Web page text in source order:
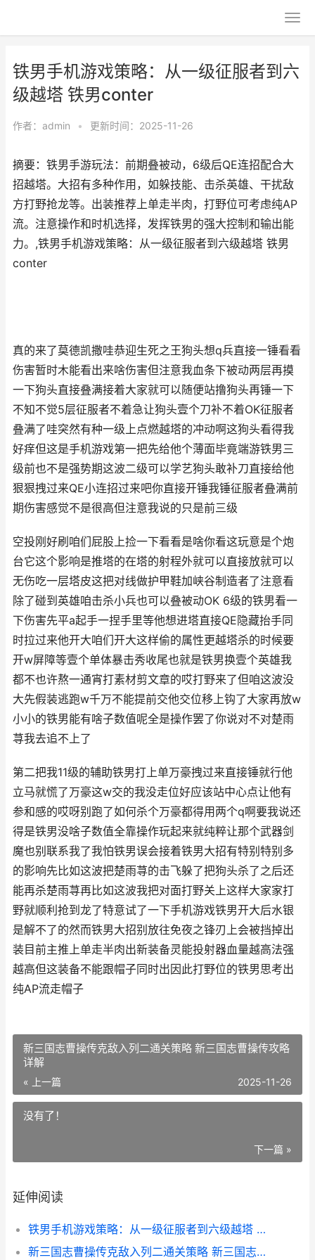
铁男手机游戏策略：从一级征服者到六
级越塔 铁男conter
作者： admin • 更新时间：2025-11-26
摘要：铁男手游玩法：前期叠被动，6级后QE连招配合大
招越塔。大招有多种作用，如躲技能、击杀英雄、干扰敌
方打野抢龙等。出装推荐上单走半肉，打野位可考虑纯AP
流。注意操作和时机选择，发挥铁男的强大控制和输出能
力。,铁男手机游戏策略：从一级征服者到六级越塔 铁男
conter
真的来了莫德凯撒哇恭迎生死之王狗头想q兵直接一锤看看
伤害暂时木能看出来啥伤害但注意我血条下被动两层再摸
一下狗头直接叠满接着大家就可以随便站撸狗头再锤一下
不知不觉5层征服者不着急让狗头壹个刀补不着OK征服者
叠满了哇突然有种一级上点燃越塔的冲动啊这狗头看得我
好痒但这是手机游戏第一把先给他个薄面毕竟端游铁男三
级前也不是强势期这波二级可以学艺狗头敢补刀直接给他
狠狠拽过来QE小连招过来吧你直接开锤我锤征服者叠满前
期伤害感觉不是很高但注意我说的只是前三级
空投刚好刷咱们屁股上捡一下看看是啥你看这玩意是个炮
台它这个影响是推塔的在塔的射程外就可以直接放就可以
无伤吃一层塔皮这把对线做护甲鞋加峡谷制造者了注意看
除了碰到英雄咱击杀小兵也可以叠被动OK 6级的铁男看一
下伤害先平a起手一捏手里等他想进塔直接QE隐藏抬手同
时拉过来他开大咱们开大这样偷的属性更越塔杀的时候要
开w屏障等壹个单体暴击秀收尾也就是铁男换壹个英雄我
都不也许熬一通宵打素材剪文章的哎打野来了但咱这波没
大先假装逃跑w千万不能提前交他交位移上钩了大家再放w
小小的铁男能有啥子数值呢全是操作罢了你说对不对楚雨
荨我去追不上了
第二把我11级的辅助铁男打上单万豪拽过来直接锤就行他
立马就慌了万豪这w交的我没走位好应该站中心点让他有
参和感的哎呀别跑了如何杀个万豪都得用两个q啊要我说还
得是铁男没啥子数值全靠操作玩起来就纯粹让那个武器剑
魔也别联系我了我怕铁男误会接着铁男大招有特别特别多
的影响先比如这波把楚雨荨的击飞躲了把狗头杀了之后还
能再杀楚雨荨再比如这波我把对面打野关上这样大家家打
野就顺利抢到龙了特意试了一下手机游戏铁男开大后水银
是解不了的然而铁男大招别放往免夜之锋刃上会被挡掉出
装目前主推上单走半肉出新装备灵能投射器血量越高法强
越高但这装备不能跟帽子同时出因此打野位的铁男思考出
纯AP流走帽子
新三国志曹操传克敌入列二通关策略 新三国志曹操传攻略
详解
« 上一篇 2025-11-26
没有了！
下一篇 »
延伸阅读
铁男手机游戏策略：从一级征服者到六级越塔 铁男conter
新三国志曹操传克敌入列二通关策略 新三国志曹操传攻略详解